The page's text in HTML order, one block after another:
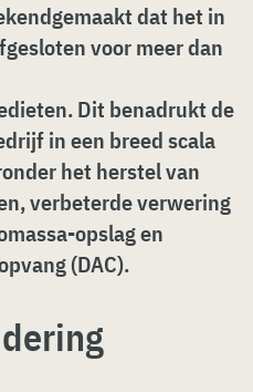
dat het in
voor meer dan
Dit benadrukt de
in een breed scala
het herstel van
verbeterde verwering
opslag en
(DAC).